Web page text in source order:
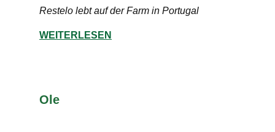
Restelo lebt auf der Farm in Portugal
WEITERLESEN
Ole